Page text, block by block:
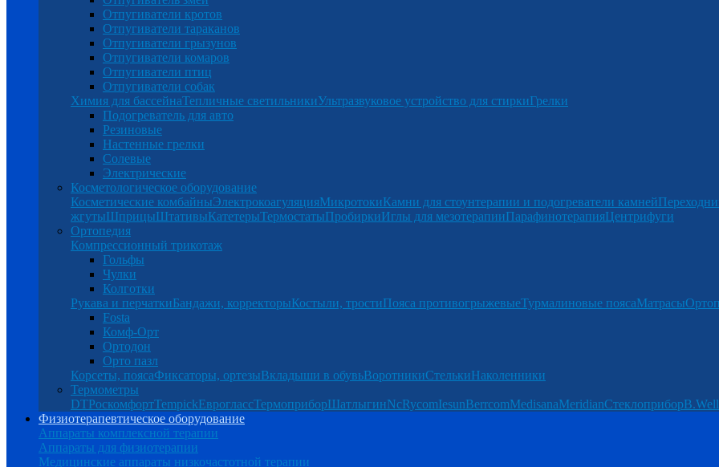
Отпугиватели кротов
Отпугиватели тараканов
Отпугиватели грызунов
Отпугиватели комаров
Отпугиватели птиц
Отпугиватели собак
Химия для бассейнаТепличные светильникиУльтразвуковое устройство для стиркиГрелки
Подогреватель для авто
Резиновые
Настенные грелки
Солевые
Электрические
Косметологическое оборудование
Косметические комбайныЭлектрокоагуляцияМикротокиКамни для стоунтерапии и подогреватели камней
жгутыШприцыШтативыКатетерыТермостатыПробиркиИглы для мезотерапииПарафинотерапияЦентрифуги
Ортопедия
Компрессионный трикотаж
Гольфы
Чулки
Колготки
Рукава и перчаткиБандажи, корректорыКостыли, тростиПояса противогрыжевыеТурмалиновые поясаМатрасы
Fosta
Комф-Орт
Ортодон
Орто пазл
Корсеты, поясаФиксаторы, ортезыВкладыши в обувьВоротникиСтелькиНаколенники
Термометры
DTРоскомфортTempickЕвроглассТермоприборШатлыгинNcRycomIesunBerrcomMedisanaMeridianСтеклоприборB.Well
Физиотерапевтическое оборудование
Аппараты комплексной терапии
Аппараты для физиотерапии
Медицинские аппараты низкочастотной терапии